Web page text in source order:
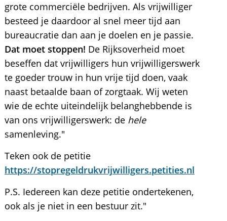
grote commerciële bedrijven. Als vrijwilliger
besteed je daardoor al snel meer tijd aan
bureaucratie dan aan je doelen en je passie.
Dat moet stoppen! De Rijksoverheid moet
beseffen dat vrijwilligers hun vrijwilligerswerk
te goeder trouw in hun vrije tijd doen, vaak
naast betaalde baan of zorgtaak. Wij weten
wie de echte uiteindelijk belanghebbende is
van ons vrijwilligerswerk: de hele
samenleving."
Teken ook de petitie
https://stopregeldrukvrijwilligers.petities.nl
P.S. Iedereen kan deze petitie ondertekenen,
ook als je niet in een bestuur zit."